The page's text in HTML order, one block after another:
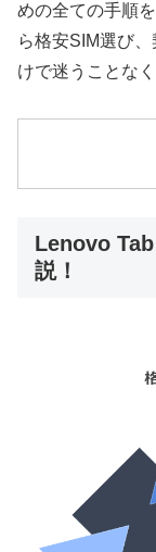
めの全ての手順
ら格安SIM選び
けで迷うことな
Lenovo
説！